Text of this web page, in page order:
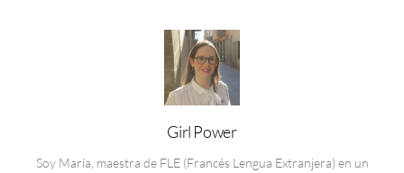
Girl Power
Soy María, maestra de FLE (Francés Lengua Extranjera) en un